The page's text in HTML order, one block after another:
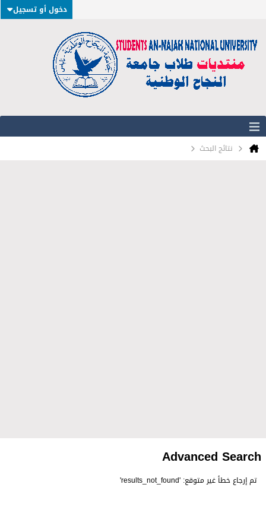
دخول أو تسجيل
نتائج البحث
Advanced Search
تم إرجاع خطأ غير متوقع: 'results_not_found'